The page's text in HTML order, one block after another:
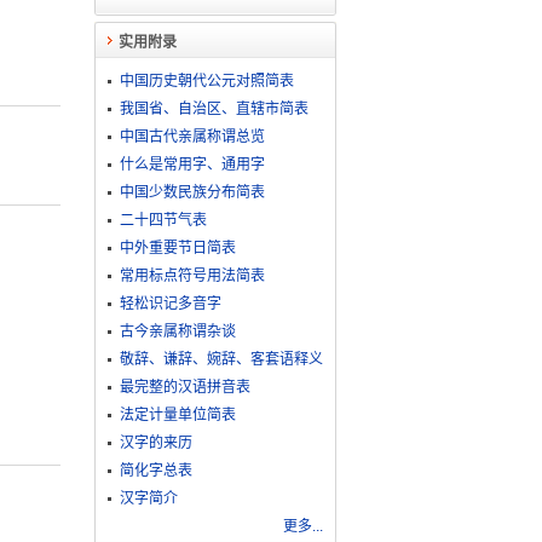
实用附录
中国历史朝代公元对照简表
我国省、自治区、直辖市简表
中国古代亲属称谓总览
什么是常用字、通用字
中国少数民族分布简表
二十四节气表
中外重要节日简表
常用标点符号用法简表
轻松识记多音字
古今亲属称谓杂谈
敬​辞​、​谦​辞​、​婉​辞​、​客​套​语​释​义
最完整的汉语拼音表
法定计量单位简表
汉字的来历
简化字总表
汉字简介
更多...